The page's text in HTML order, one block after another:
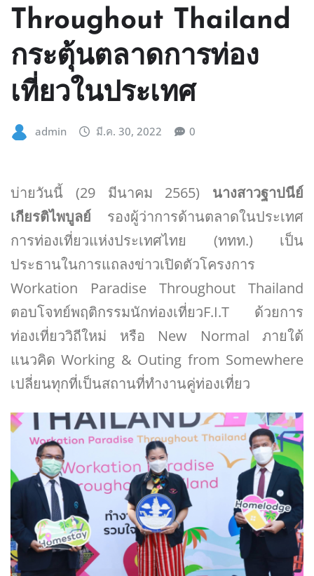
Throughout Thailand
กระตุ้นตลาดการท่อง
เที่ยวในประเทศ
admin มี.ค. 30, 2022 0
บ่ายวันนี้ (29 มีนาคม 2565) นางสาวฐาปนีย์
เกียรติไพบูลย์ รองผู้ว่าการด้านตลาดในประเทศ
การท่องเที่ยวแห่งประเทศไทย (ททท.) เป็น
ประธานในการแถลงข่าวเปิดตัวโครงการ
Workation Paradise Throughout Thailand
ตอบโจทย์พฤติกรรมนักท่องเที่ยว​F.I.T ด้วยการ
ท่องเที่ยววิถีใหม่ หรือ New Normal ภายใต้
แนวคิด Working & Outing from Somewhere
เปลี่ยนทุกที่เป็นสถานที่ทำงานคู่ท่องเที่ยว